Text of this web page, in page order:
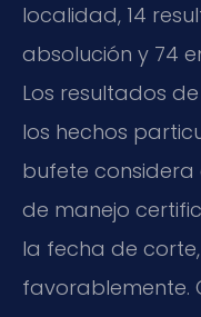
localidad, 14
absolución y 74
Los resultados
los hechos
bufete
de manejo
la fecha de
favorablemente.